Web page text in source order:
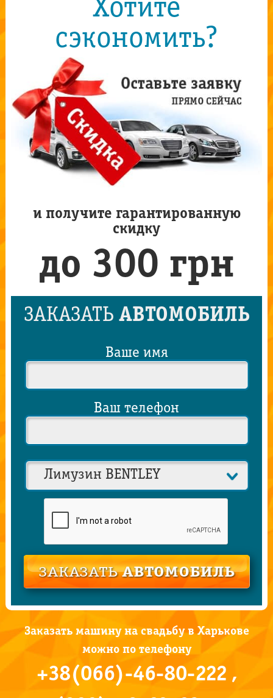
Хотите
сэкономить?
и получите гарантированную
скидку
до 300 грн
ЗАКАЗАТЬ АВТОМОБИЛЬ
Ваше имя
Ваш телефон
Заказать машину на свадьбу в Харькове
можно по телефону
+38(066)-46-80-222 ,